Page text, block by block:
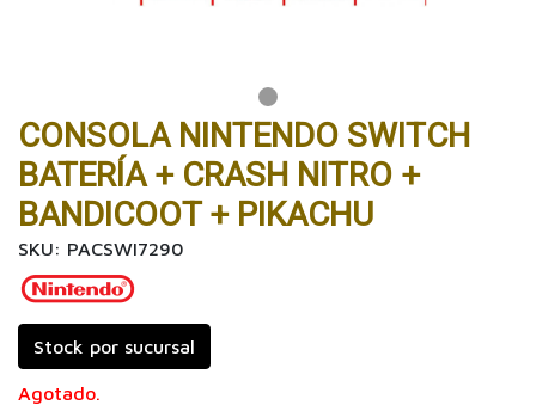
CONSOLA NINTENDO SWITCH
BATERÍA + CRASH NITRO +
BANDICOOT + PIKACHU
SKU: PACSWI7290
Stock por sucursal
Agotado.